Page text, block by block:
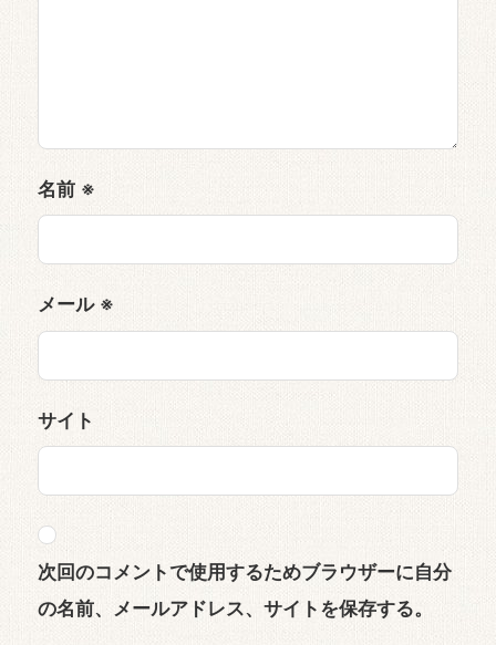
名前 ※
メール ※
サイト
次回のコメントで使用するためブラウザーに自分
の名前、メールアドレス、サイトを保存する。